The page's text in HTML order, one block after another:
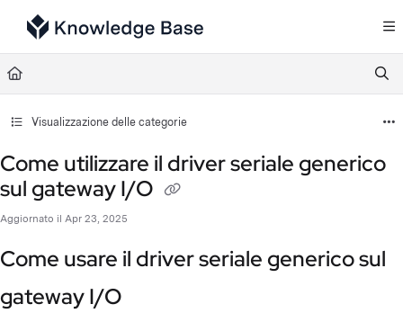
Documentation Index
Fetch the complete documentation index at:
Use this file to discover all available pages before exploring further.
Visualizzazione delle categorie
Come utilizzare il driver seriale generico
sul gateway I/O
Aggiornato il Apr 23, 2025
Come usare il driver seriale generico sul
gateway I/O